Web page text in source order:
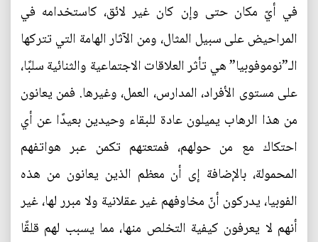
في أيّ مكان حتى وإن كان غير لائق، كاستخدامه في
المراحيض على سبيل المثال، ومن الآثار الهامة التي تتركها
الـ”نوموفوبيا” هي تأثر العلاقات الاجتماعية والثنائية سلبًا،
على مستوى الأفراد، المدارس، العمل، وغيرها. فمن يعانون
من هذا الرهاب يميلون عادة للبقاء وحيدين بعيدًا عن أي
احتكاك مع من حولهم، فمتعتهم تكمن عبر هواتفهم
المحمولة، بالإضافة إى أن معظم الذين يعانون من هذه
الفوبيا، يدركون أنّ مخاوفهم غير عقلانية ولا مبرر لها، غير
أنهم لا يعرفون كيفية التخلص منها، مما يسبب لهم قلقًا